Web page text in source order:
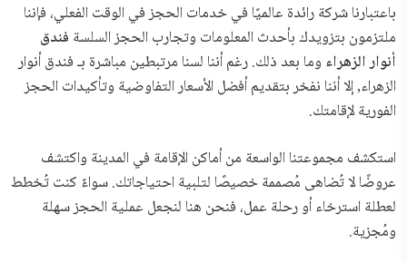
باعتبارنا شركة رائدة عالميًا في خدمات الحجز في الوقت الفعلي، فإننا
ملتزمون بتزويدك بأحدث المعلومات وتجارب الحجز السلسة فندق
أنوار الزهراء وما بعد ذلك. رغم أننا لسنا مرتبطين مباشرة بـ فندق أنوار
الزهراء, إلا أننا نفخر بتقديم أفضل الأسعار التفاوضية وتأكيدات الحجز
الفورية لإقامتك.
استكشف مجموعتنا الواسعة من أماكن الإقامة في المدينة واكتشف
عروضًا لا تُضاهى مُصممة خصيصًا لتلبية احتياجاتك. سواءً كنت تُخطط
لعطلة استرخاء أو رحلة عمل، فنحن هنا لنجعل عملية الحجز سهلة
ومُجزية.